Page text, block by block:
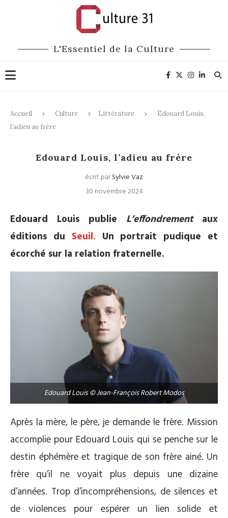
L'Essentiel de la Culture
Accueil Culture Littérature
Edouard Louis,
l’adieu au frère
Edouard Louis, l’adieu au frère
écrit parSylvie Vaz
30 novembre 2024
Edouard Louis publie L’effondrementaux
éditions du Seuil. Un portrait pudique et
écorché sur la relation fraternelle.
Edouard Louis © Jean-François Robert Modos
Après la mère, le père, je demande le frère. Mission
accomplie pour Edouard Louis qui se penche sur le
destin éphémère et tragique de son frère ainé. Un
frère qu’il ne voyait plus depuis une dizaine
d’années. Trop d’incompréhensions, de silences et
de violences pour espérer un lien solide et